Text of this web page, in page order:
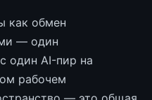
как обмен
— один
один AI-пир на
рабочем